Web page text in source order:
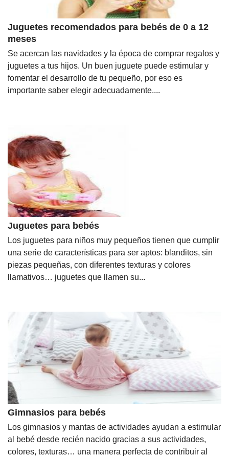
Juguetes recomendados para bebés de 0 a 12
meses
Se acercan las navidades y la época de comprar regalos y
juguetes a tus hijos. Un buen juguete puede estimular y
fomentar el desarrollo de tu pequeño, por eso es
importante saber elegir adecuadamente....
Juguetes para bebés
Los juguetes para niños muy pequeños tienen que cumplir
una serie de características para ser aptos: blanditos, sin
piezas pequeñas, con diferentes texturas y colores
llamativos… juguetes que llamen su...
Gimnasios para bebés
Los gimnasios y mantas de actividades ayudan a estimular
al bebé desde recién nacido gracias a sus actividades,
colores, texturas… una manera perfecta de contribuir al